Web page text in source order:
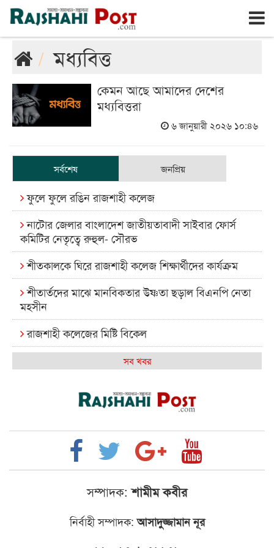
রাজশাহী রবিবার, ৯ই আগস্ট ২০২৬, ২৬শে শ্রাবণ ১৪৩৩
মধ্যবিত্ত
কেমন আছে আমাদের দেশের
মধ্যবিত্তরা
৬ জানুয়ারী ২০২৬ ১০:৪৬
সর্বশেষ জনপ্রিয়
ফুলে ফুলে রঙিন রাজশাহী কলেজ
নাটোর জেলার বাংলাদেশ জাতীয়তাবাদী সাইবার ফোর্স
কমিটির নেতৃত্বে রুহুল- সৌরভ
শীতকালকে ঘিরে রাজশাহী কলেজ শিক্ষার্থীদের কার্যক্রম
শীতার্তদের মাঝে মানবিকতার উষ্ণতা ছড়াল বিএনপি নেতা
মহসীন
রাজশাহী কলেজের মিষ্টি বিকেল
কেমন আছে আমাদের দেশের মধ্যবিত্তরা
রাজশাইন একাডেমির ফল প্রকাশ ও পুরস্কার বিতরণ
রাজশাহী কলেজের শিক্ষার্থী শাখাওয়াত পেলেন স্টার
এক্সিলেন্স অ্যাওয়ার্ড
বিশ্ব নদী বিবস উপলক্ষে নদী সুরক্ষায় নাওযাত্রা
সব খবর
সম্পাদক: শামীম কবীর
নির্বাহী সম্পাদক:আসাদুজ্জামান নূর